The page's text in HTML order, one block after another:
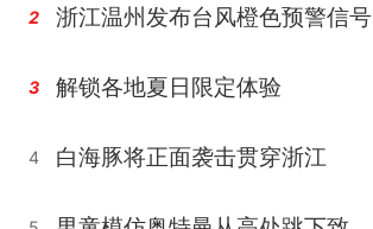
2 浙江温州发布台风橙色预警信号
3 解锁各地夏日限定体验
4 白海豚将正面袭击贯穿浙江